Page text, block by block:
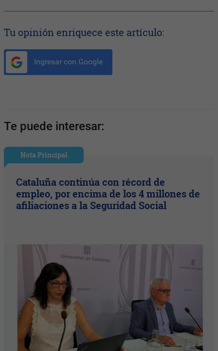
Tu opinión enriquece este artículo:
Ingresar con Google
Te puede interesar:
Nota Principal
Cataluña continúa con récord de
empleo, por encima de los 4 millones de
afiliaciones a la Seguridad Social